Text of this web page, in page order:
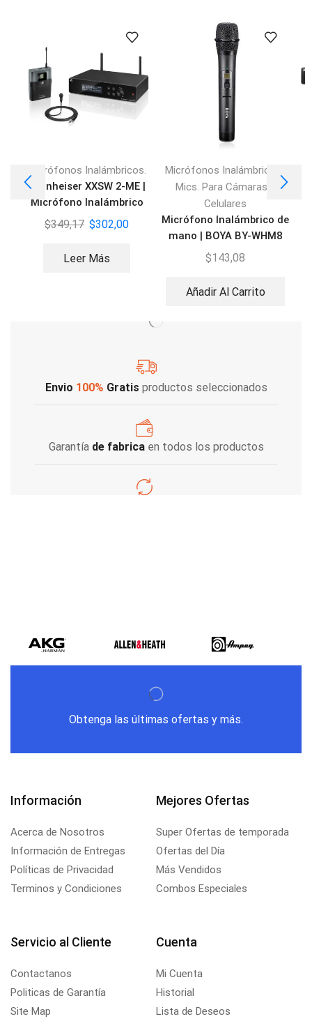
Micrófonos Inalámbricos.
Sennheiser XXSW 2-ME |
Micrófono Inalámbrico
Lavalier
$349,17 $302,00
Leer Más
Micrófonos Inalámbricos.
Mics. Para Cámaras y
Celulares
Micrófono Inalámbrico de
mano | BOYA BY-WHM8
PRO
$143,08
Añadir Al Carrito
Envio 100% Gratis productos seleccionados
Garantía de fabricaen todos los productos
Obtenga las últimas ofertas y más.
Información
Acerca de Nosotros
Información de Entregas
Políticas de Privacidad
Terminos y Condiciones
Mejores Ofertas
Super Ofertas de temporada
Ofertas del Día
Más Vendidos
Combos Especiales
Servicio al Cliente
Contactanos
Politicas de Garantía
Site Map
Cuenta
Mi Cuenta
Historial
Lista de Deseos